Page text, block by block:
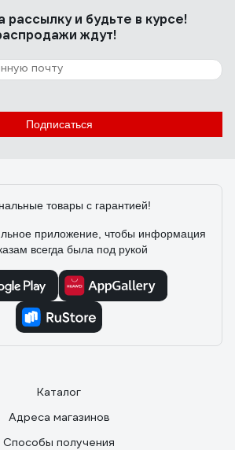
рассылкуи будьте в курсе!
ждут!
Подписаться
товары с гарантией!
приложение, чтобы информация
всегда была под рукой
Каталог
Адреса магазинов
Способы получения